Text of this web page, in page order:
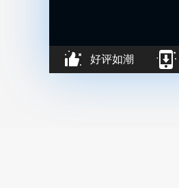
好评如潮